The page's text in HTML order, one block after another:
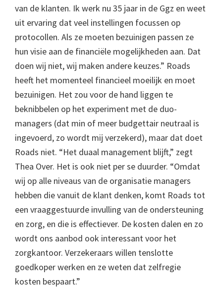
van de klanten. Ik werk nu 35 jaar in de Ggz en weet
uit ervaring dat veel instellingen focussen op
protocollen. Als ze moeten bezuinigen passen ze
hun visie aan de financiële mogelijkheden aan. Dat
doen wij niet, wij maken andere keuzes.” Roads
heeft het momenteel financieel moeilijk en moet
bezuinigen. Het zou voor de hand liggen te
beknibbelen op het experiment met de duo-
managers (dat min of meer budgettair neutraal is
ingevoerd, zo wordt mij verzekerd), maar dat doet
Roads niet. “Het duaal management blijft,” zegt
Thea Over. Het is ook niet per se duurder. “Omdat
wij op alle niveaus van de organisatie managers
hebben die vanuit de klant denken, komt Roads tot
een vraaggestuurde invulling van de ondersteuning
en zorg, en die is effectiever. De kosten dalen en zo
wordt ons aanbod ook interessant voor het
zorgkantoor. Verzekeraars willen tenslotte
goedkoper werken en ze weten dat zelfregie
kosten bespaart.”